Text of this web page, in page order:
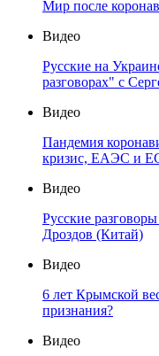
Мир после
Видео
Русские на
разговорах" с
Видео
Пандемия
кризис, ЕАЭС и
Видео
Русские
Дроздов (Китай)
Видео
6 лет Крымской
признания?
Видео